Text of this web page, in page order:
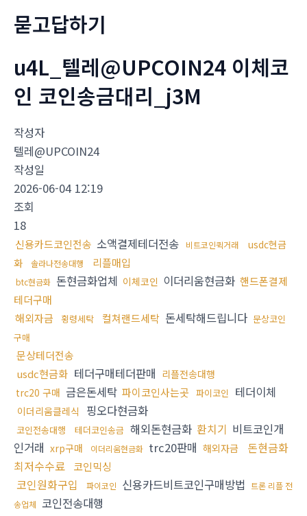
묻고답하기
u4L_텔레@UPCOIN24 이체코
인 코인송금대리_j3M
작성자
텔레@UPCOIN24
작성일
2026-06-04 12:19
조회
18
신용카드코인전송 소액결제테더전송 비트코인퀵거래
usdc현금
화
솔라나전송대행 리플매입
btc현금화 돈현금화업체 이체코인 이더리움현금화 핸드폰결제
테더구매
해외자금
횡령세탁 컬쳐랜드세탁 돈세탁해드립니다 문상코인
구매
문상테더전송
usdc현금화 테더구매테더판매 리플전송대행
trc20 구매 금은돈세탁 파이코인사는곳 파이코인 테더이체
이더리움클레식 핑오다현금화
코인전송대행 테더코인송금 해외돈현금화 환치기 비트코인개
인거래 xrp구매 이더리움현금화 trc20판매 해외자금
돈현금화
최저수수료
코인믹싱
코인원화구입 파이코인 신용카드비트코인구매방법 트론 리플 전
송업체 코인전송대행